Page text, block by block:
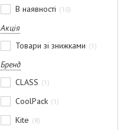
В наявності
10
Акція
Товари зі знижками
1
Бренд
CLASS
1
CoolPack 1
Kite 8